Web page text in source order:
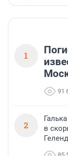
1
91
2
в